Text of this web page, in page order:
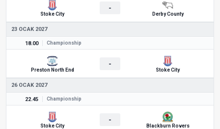
Stoke City
-
Derby County
23 OCAK 2027
18.00 Championship
Preston North End
-
Stoke City
26 OCAK 2027
22.45 Championship
Stoke City
-
Blackburn Rovers